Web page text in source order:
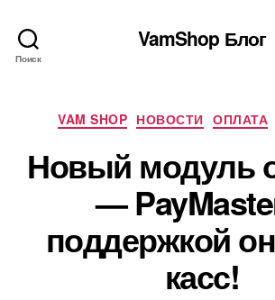
Поиск
VamShop Блог
Рубрики
VAM SHOP НОВОСТИ ОПЛАТА
Новый модуль
—
поддержкой
касс!